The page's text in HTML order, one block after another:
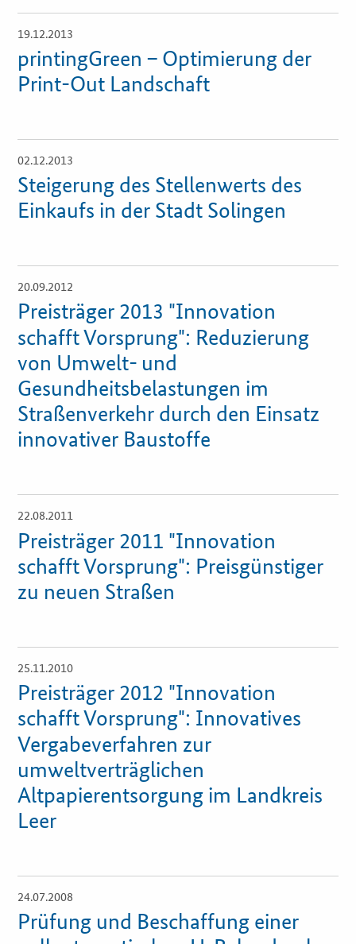
LZK-Rechner
Preis-Leistungs-Gewichtungs-Check
Vergabe-Wahl-O-Mat
Zertifizierung
Startups & innovative KMU
Öffentliche Beschaffung
Toolbox
E-Learning
KOINNOvationsplatz
Playbook
EU-Förderung
Aktuelles
Fördermöglichkeiten
Service und Kontakt
Downloads
19.12.2013
printingGreen – Optimierung der
Print-Out Landschaft
Öffnet
Einzelsicht
02.12.2013
Steigerung des Stellenwerts des
Einkaufs in der Stadt Solingen
Öffnet
Einzelsicht
20.09.2012
Preisträger 2013 "Innovation
schafft Vorsprung": Reduzierung
von Umwelt- und
Gesundheitsbelastungen im
Straßenverkehr durch den Einsatz
innovativer Baustoffe
Öffnet
Einzelsicht
22.08.2011
Preisträger 2011 "Innovation
schafft Vorsprung": Preisgünstiger
zu neuen Straßen
Öffnet
Einzelsicht
25.11.2010
Preisträger 2012 "Innovation
schafft Vorsprung": Innovatives
Vergabeverfahren zur
umweltverträglichen
Altpapierentsorgung im Landkreis
Leer
Öffnet
Einzelsicht
24.07.2008
Prüfung und Beschaffung einer
Öffnet
Einzelsicht